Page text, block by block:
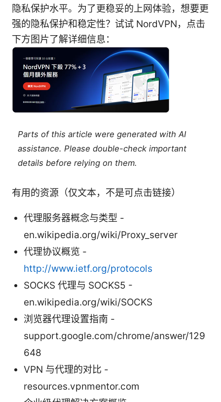
隐私保护水平。为了更稳妥的上网体验，想要更
强的隐私保护和稳定性？试试 NordVPN，点击
下方图片了解详细信息：
Parts of this article were generated with AI
assistance. Please double-check important
details before relying on them.
有用的资源（仅文本，不是可点击链接）
代理服务器概念与类型 -
en.wikipedia.org/wiki/Proxy_server
代理协议概览 -
http://www.ietf.org/protocols
SOCKS 代理与 SOCKS5 -
en.wikipedia.org/wiki/SOCKS
浏览器代理设置指南 -
support.google.com/chrome/answer/129
648
VPN 与代理的对比 -
resources.vpnmentor.com